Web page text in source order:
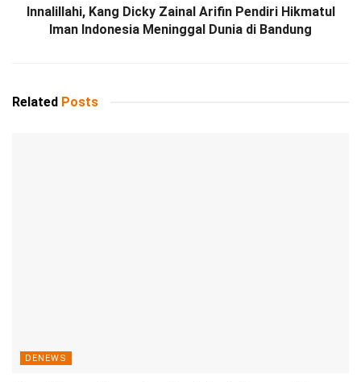
Innalillahi, Kang Dicky Zainal Arifin Pendiri Hikmatul
Iman Indonesia Meninggal Dunia di Bandung
Related Posts
DENEWS